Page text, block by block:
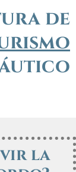
de
la